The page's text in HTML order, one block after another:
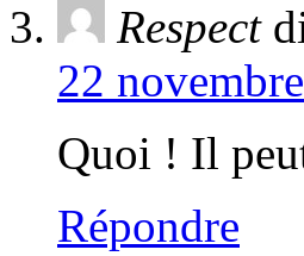
Respect
22
Quoi ! Il
Répondre